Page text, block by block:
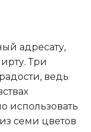
адресату,
Три
ведь
использовать
семи цветов